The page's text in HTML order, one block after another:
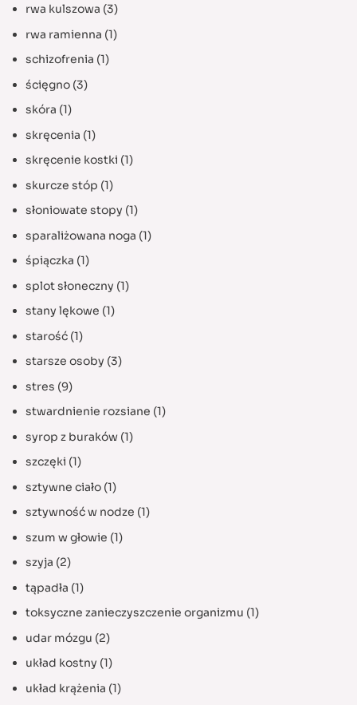
rwa kulszowa (3)
rwa ramienna (1)
schizofrenia (1)
ścięgno(3)
skóra (1)
skręcenia (1)
skręcenie kostki (1)
skurcze stóp (1)
słoniowate stopy (1)
sparaliżowana noga (1)
śpiączka (1)
splot słoneczny (1)
stany lękowe (1)
starość(1)
starsze osoby (3)
stres (9)
stwardnienie rozsiane (1)
syrop z buraków(1)
szczęki (1)
sztywne ciało(1)
sztywność w nodze (1)
szum w głowie (1)
szyja (2)
tąpadła (1)
toksyczne zanieczyszczenie organizmu (1)
udar mózgu (2)
układ kostny (1)
układ krążenia (1)